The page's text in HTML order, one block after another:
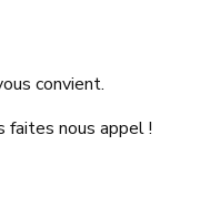
convient.
faites nous appel !